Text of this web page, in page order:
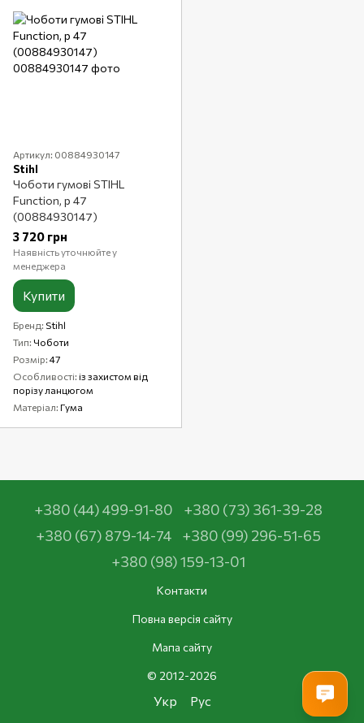
Артикул: 00884930147
Stihl
Чоботи гумові STIHL
Function, р 47
(00884930147)
3 720 грн
Наявність уточнюйте у
менеджера
Купити
Бренд Stihl
Тип Чоботи
Розмір 47
Особливості із захистом від
порізу ланцюгом
Матеріал Гума
+380 (44) 499-91-80
+380 (73) 361-39-28
+380 (67) 879-14-74
+380 (99) 296-51-65
+380 (98) 159-13-01
Контакти
Повна версія сайту
Мапа сайту
© 2012-2026
Укр Рус